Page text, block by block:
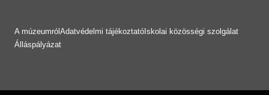
A múzeumról Adatvédelmi tájékoztató Iskolai közösségi szolgálat
Álláspályázat